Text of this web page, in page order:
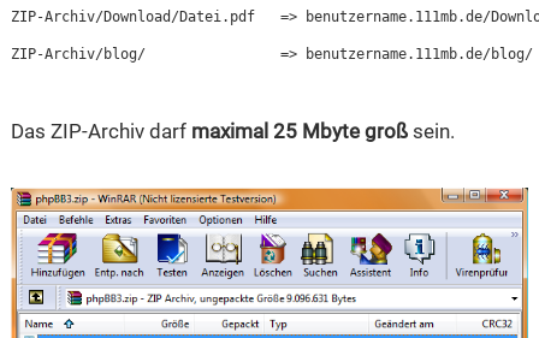
ZIP-Archiv/Download/Datei.pdf   => benutzername.111mb.de/
ZIP-Archiv/blog/                => benutzername.111mb.de/blog/
Das ZIP-Archiv darf maximal 25 Mbyte groß sein.